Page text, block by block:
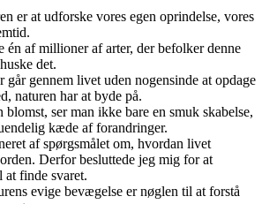
er at udforske vores egen oprindelse, vores
én af ​​millioner af arter, der befolker denne
det.
går gennem livet uden nogensinde at opdage
naturen har at byde på.
blomst, ser man ikke bare en smuk skabelse,
kæde af forandringer.
af spørgsmålet om, hvordan livet
Derfor besluttede jeg mig for at
finde svaret.
evige bevægelse er nøglen til at forstå